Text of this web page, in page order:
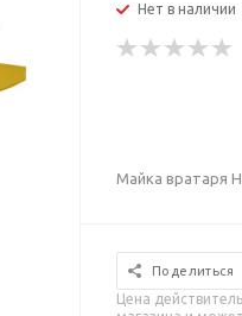
Нет в наличии
Майка вратаря
Поделиться
Цена